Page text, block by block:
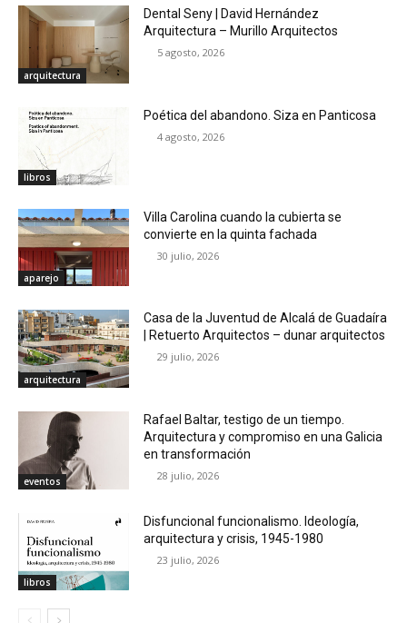
arquitectura
Dental Seny | David Hernández
Arquitectura – Murillo Arquitectos
5 agosto, 2026
libros
Poética del abandono. Siza en Panticosa
4 agosto, 2026
aparejo
Villa Carolina cuando la cubierta se
convierte en la quinta fachada
30 julio, 2026
arquitectura
Casa de la Juventud de Alcalá de Guadaíra
| Retuerto Arquitectos – dunar arquitectos
29 julio, 2026
eventos
Rafael Baltar, testigo de un tiempo.
Arquitectura y compromiso en una Galicia
en transformación
28 julio, 2026
libros
Disfuncional funcionalismo. Ideología,
arquitectura y crisis, 1945-1980
23 julio, 2026